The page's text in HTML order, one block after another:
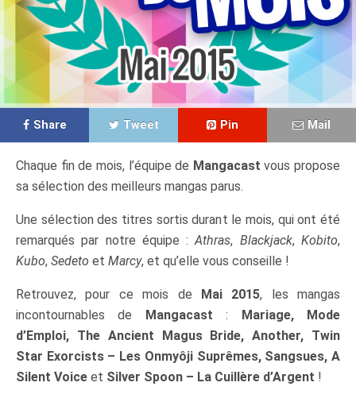
Share Tweet Pin Mail
Chaque fin de mois, l’équipe de Mangacast vous propose
sa sélection des meilleurs mangas parus.
Une sélection des titres sortis durant le mois, qui ont été
remarqués par notre équipe :Athras, Blackjack,Kobito,
Kubo, Sedeto et Marcy, et qu’elle vous conseille !
Retrouvez, pour ce mois de Mai 2015, les mangas
incontournables de Mangacast : Mariage, Mode
d’Emploi, The Ancient Magus Bride, Another, Twin
Star Exorcists – Les Onmyôji Suprêmes, Sangsues, A
Silent Voice et Silver Spoon – La Cuillère d’Argent !